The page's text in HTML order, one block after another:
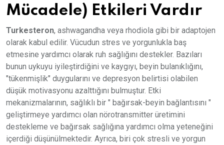
Mücadele) Etkileri Vardır
Turkesteron, ashwagandha veya rhodiola gibi bir adaptojen
olarak kabul edilir. Vücudun stres ve yorgunlukla baş
etmesine yardımcı olarak ruh sağlığını destekler. Bazıları
bunun uykuyu iyileştirdiğini ve kaygıyı, beyin bulanıklığını,
"tükenmişlik" duygularını ve depresyon belirtisi olabilen
düşük motivasyonu azalttığını bulmuştur. Etki
mekanizmalarının, sağlıklı bir " bağırsak-beyin bağlantısını "
geliştirmeye yardımcı olan nörotransmitter üretimini
destekleme ve bağırsak sağlığına yardımcı olma yeteneğini
içerdiği düşünülmektedir. Ayrıca, biri çok stresli ve yorgun